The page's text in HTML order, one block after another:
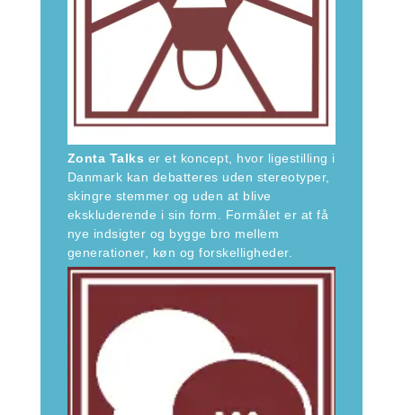
Zonta Talks er et koncept, hvor ligestilling i
Danmark kan debatteres uden stereotyper,
skingre stemmer og uden at blive
ekskluderende i sin form. Formålet er at få
nye indsigter og bygge bro mellem
generationer, køn og forskelligheder.